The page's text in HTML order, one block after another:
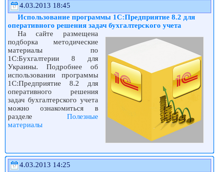
4.03.2013 18:45
Использование программы 1С:Предприятие 8.2 для
оперативного решения задач бухгалтерского учета
На сайте размещена
подборка методические
материалы по
1С:Бухгалтерии 8 для
Украины. Подробнее об
использовании программы
1С:Предприятие 8.2 для
оперативного решения
задач бухгалтерского учета
можно ознакомиться в
разделе Полезные
материалы
4.03.2013 14:25